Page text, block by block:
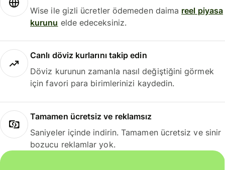
Wise ile gizli ücretler ödemeden daima reel piyasa
kurunu elde edeceksiniz.
Canlı döviz kurlarını takip edin
Döviz kurunun zamanla nasıl değiştiğini görmek
için favori para birimlerinizi kaydedin.
Tamamen ücretsiz ve reklamsız
Saniyeler içinde indirin. Tamamen ücretsiz ve sinir
bozucu reklamlar yok.